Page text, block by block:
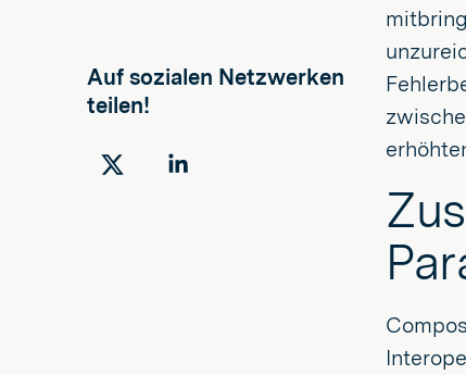
Auf sozialen Netzwerken
teilen!
Auf
Auf